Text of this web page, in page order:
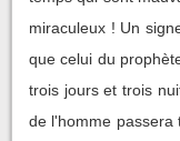
miraculeux ! Un
que celui du
trois jours et trois
de l'homme passera